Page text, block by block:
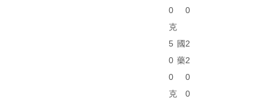
0
克
0
5
0
0
克
國
藥
2
2
0
0